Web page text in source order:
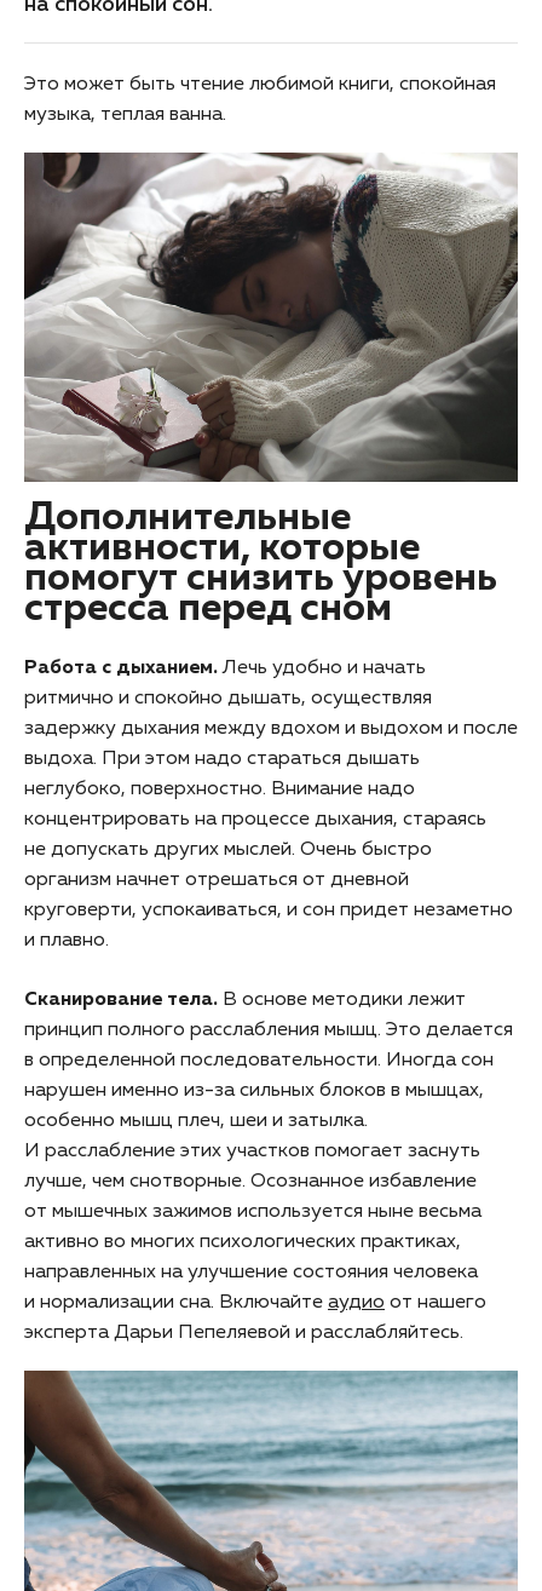
на спокойный сон.
Это может быть чтение любимой книги, cпокойная
музыка, теплая ванна.
Дополнительные
активности, которые
помогут снизить уровень
стресса перед сном
Работа с дыханием.Лечь удобно и начать
ритмично и спокойно дышать, осуществляя
задержку дыхания между вдохом и выдохом и после
выдоха. При этом надо стараться дышать
неглубоко, поверхностно. Внимание надо
концентрировать на процессе дыхания, стараясь
не допускать других мыслей. Очень быстро
организм начнет отрешаться от дневной
круговерти, успокаиваться, и сон придет незаметно
и плавно.
Сканирование тела. В основе методики лежит
принцип полного расслабления мышц. Это делается
в определенной последовательности. Иногда сон
нарушен именно из-за сильных блоков в мышцах,
особенно мышц плеч, шеи и затылка.
И расслабление этих участков помогает заснуть
лучше, чем снотворные. Осознанное избавление
от мышечных зажимов используется ныне весьма
активно во многих психологических практиках,
направленных на улучшение состояния человека
и нормализации сна. Включайте аудио от нашего
эксперта Дарьи Пепеляевой и расслабляйтесь.